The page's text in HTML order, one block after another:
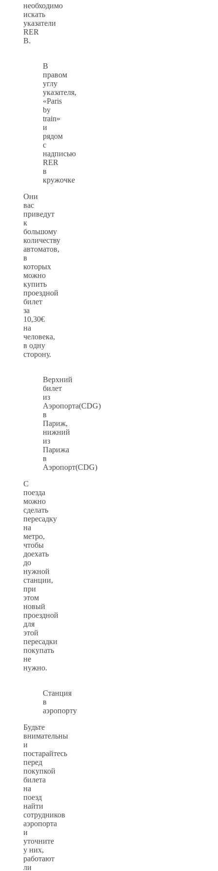
необходимо
искать
указатели
RER
B.
В
правом
углу
указателя,
«Paris
by
train»
и
рядом
с
надписью
RER
в
кружочке
Они
вас
приведут
к
большому
количеству
автоматов,
в
которых
можно
купить
проездной
билет
за
10,30€
на
человека,
в одну
сторону.
Верхний
билет
из
Аэропорта(CDG)
в
Париж,
нижний
из
Парижа
в
Аэропорт(CDG)
С
поезда
можно
сделать
пересадку
на
метро,
чтобы
доехать
до
нужной
станции,
при
этом
новый
проездной
для
этой
пересадки
покупать
не
нужно.
Станция
в
аэропорту
Будьте
внимательны
и
постарайтесь
перед
покупкой
билета
на
поезд
найти
сотрудников
аэропорта
и
уточните
у них,
работают
ли